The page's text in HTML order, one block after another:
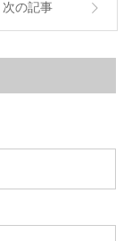
次の記事